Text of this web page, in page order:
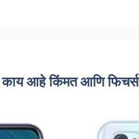
काय आहे किंमत आणि फिचर्स